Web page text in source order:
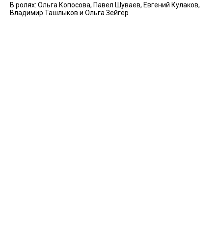
В ролях: Ольга Копосова, Павел Шуваев, Евгений Кулаков,
Владимир Ташлыков и Ольга Зейгер